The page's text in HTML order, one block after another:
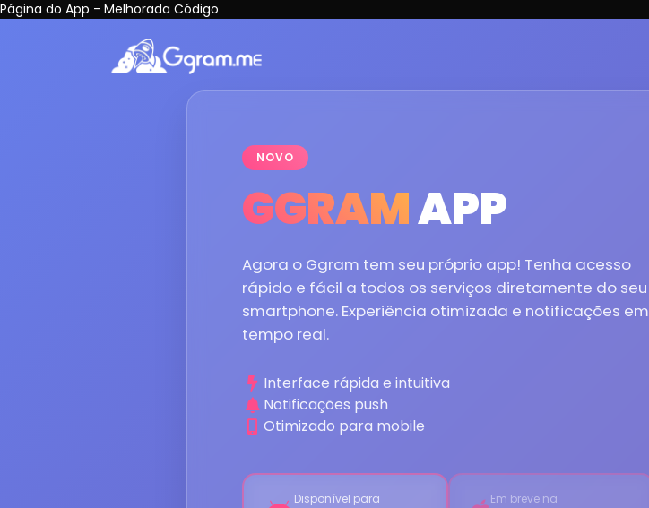
Página do App - Melhorada Código
NOVO
GGRAMAPP
Agora o Ggram tem seu próprio app! Tenha acesso
rápido e fácil a todos os serviços diretamente do seu
smartphone. Experiência otimizada e notificações em
tempo real.
Interface rápida e intuitiva
Notificações push
Otimizado para mobile
Disponível para Em breve na